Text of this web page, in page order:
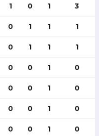
1 0 1 3
0 1 1 1
0 1 1 1
0 0 1 0
0 0 1 0
0 0 1 0
0 0 1 0